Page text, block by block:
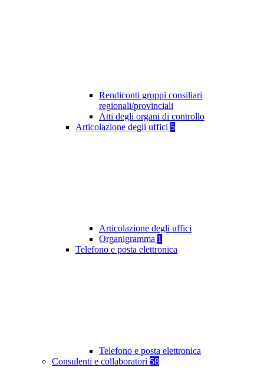
Rendiconti gruppi consiliari
regionali/provinciali
Atti degli organi di controllo
Articolazione degli uffici 5
Articolazione degli uffici
Organigramma 1
Telefono e posta elettronica
Telefono e posta elettronica
Consulenti e collaboratori 58